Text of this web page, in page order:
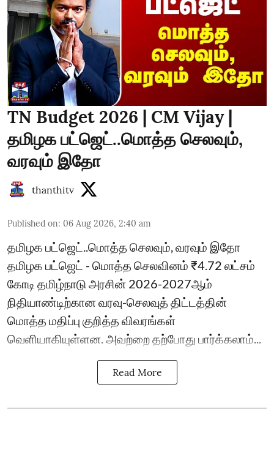
TN Budget 2026 | CM Vijay |
தமிழக பட்ஜெட்..மொத்த செலவும்,
வரவும் இதோ
thanthitv
Published on: 06 Aug 2026, 2:40 am
தமிழக பட்ஜெட்..மொத்த செலவும், வரவும் இதோ
தமிழக பட்ஜெட் - மொத்த செலவினம் ₹4.72 லட்சம்
கோடி தமிழ்நாடு அரசின் 2026-2027ஆம்
நிதியாண்டிற்கான வரவு-செலவுத் திட்டத்தின்
மொத்த மதிப்பு குறித்த விவரங்கள்
வெளியாகியுள்ளன. அவற்றை தற்போது பார்க்கலாம்...
Read More